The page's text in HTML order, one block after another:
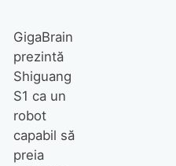
GigaBrain
prezintă
Shiguang
S1 ca un
robot
capabil să
preia